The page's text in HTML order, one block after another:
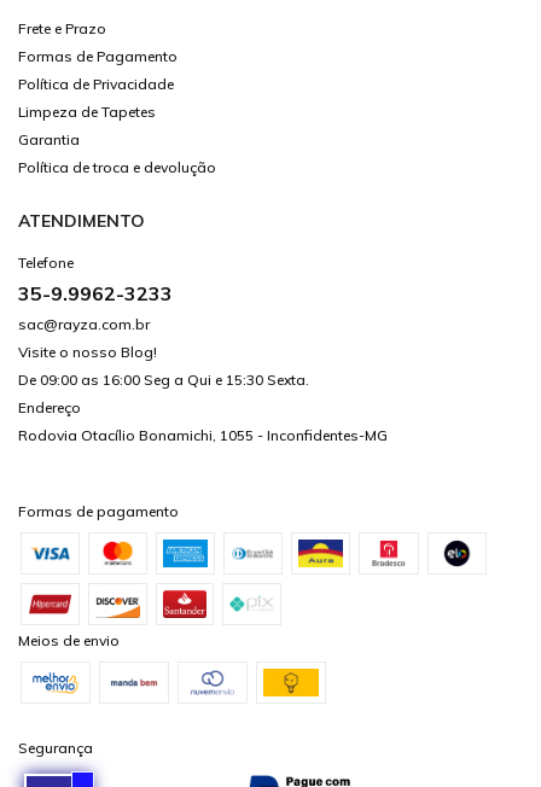
Frete e Prazo
Formas de Pagamento
Política de Privacidade
Limpeza de Tapetes
Garantia
Política de troca e devolução
ATENDIMENTO
Telefone
35-9.9962-3233
sac@rayza.com.br
Visite o nosso Blog!
De 09:00 as 16:00 Seg a Qui e 15:30 Sexta.
Endereço
Rodovia Otacílio Bonamichi, 1055 - Inconfidentes-MG
Formas de pagamento
Meios de envio
Segurança